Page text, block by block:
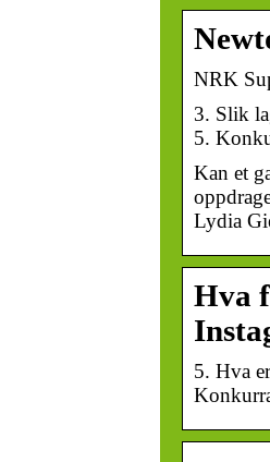
NRK
3. Slik
5.
Kan et
Lydia
Hva
5. Hva